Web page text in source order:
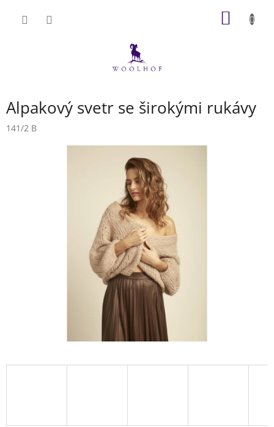
Alpakový svetr se širokými rukávy
141/2 B